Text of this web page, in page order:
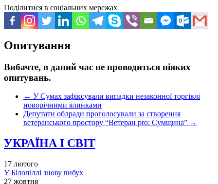
Поділитися в соціальних мережах
Опитування
Вибачте, в даний час не проводиться ніяких
опитувань.
← У Сумах зафіксували випадки незаконної торгівлі
новорічними ялинками
Депутати облради проголосували за створення
ветеранського простору “Ветеран pro: Сумщина” →
УКРАЇНА І СВІТ
17 лютого
У Білопіллі знову вибух
27 жовтня